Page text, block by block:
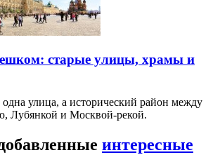
старые улицы, храмы и
улица, а исторический район между
Лубянкой и Москвой-рекой.
интересные